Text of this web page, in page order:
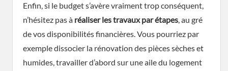
Enfin, si le budget s’avère vraiment trop conséquent,
n’hésitez pas à réaliser les travaux par étapes, au gré
de vos disponibilités financières. Vous pourriez par
exemple dissocier la rénovation des pièces sèches et
humides, travailler d’abord sur une aile du logement